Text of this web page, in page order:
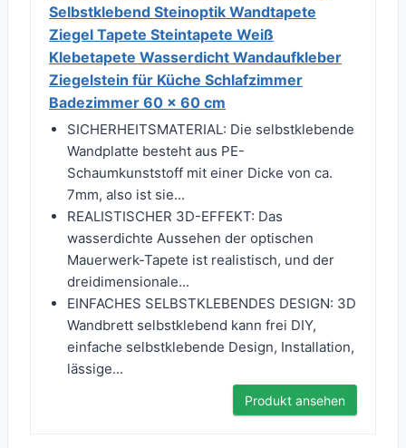
Selbstklebend Steinoptik Wandtapete
Ziegel Tapete Steintapete Weiß
Klebetapete Wasserdicht Wandaufkleber
Ziegelstein für Küche Schlafzimmer
Badezimmer 60 x 60 cm
SICHERHEITSMATERIAL: Die selbstklebende
Wandplatte besteht aus PE-
Schaumkunststoff mit einer Dicke von ca.
7mm, also ist sie...
REALISTISCHER 3D-EFFEKT: Das
wasserdichte Aussehen der optischen
Mauerwerk-Tapete ist realistisch, und der
dreidimensionale...
EINFACHES SELBSTKLEBENDES DESIGN: 3D
Wandbrett selbstklebend kann frei DIY,
einfache selbstklebende Design, Installation,
lässige...
Produkt ansehen